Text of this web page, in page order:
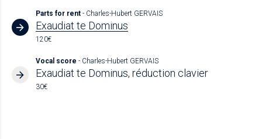
Parts for rent - Charles-Hubert GERVAIS
Exaudiat te Dominus
120€
Vocal score - Charles-Hubert GERVAIS
Exaudiat te Dominus, réduction clavier
30€